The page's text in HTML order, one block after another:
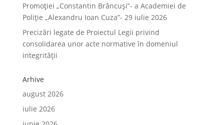
Promoției „Constantin Brâncuși”- a Academiei de
Poliție „Alexandru Ioan Cuza”- 29 iulie 2026
Precizări legate de Proiectul Legii privind
consolidarea unor acte normative în domeniul
integrității
Arhive
august 2026
iulie 2026